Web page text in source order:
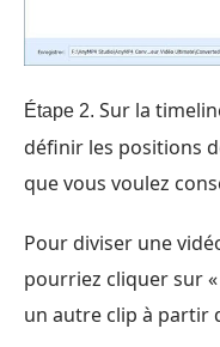
Étape 2. Sur la
définir les positions
que vous voulez
Pour diviser une
pourriez cliquer sur
un autre clip à partir